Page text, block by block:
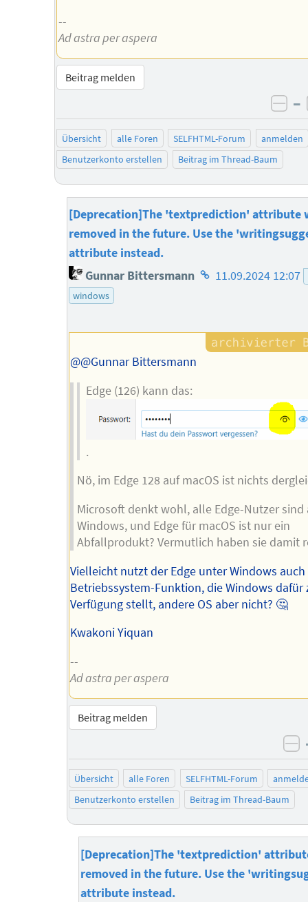
--
Ad astra per aspera
Beitrag melden
–
Übersicht alle Foren SELFHTML-Forum
anmelden
Benutzerkonto erstellen
Beitrag im Thread-Baum
[Deprecation]The 'textprediction' attribute
removed in the future. Use the
attribute instead.
Gunnar Bittersmann Homepage
11.09.2024 12:07
windows
@@Gunnar Bittersmann
Edge (126) kann das:
.
Nö, im Edge 128 auf macOS ist nichts
Microsoft denkt wohl, alle Edge-Nutzer sind
Windows, und Edge für macOS ist nur ein
Abfallprodukt? Vermutlich haben sie damit
Vielleicht nutzt der Edge unter Windows auch
Betriebssystem-Funktion, die Windows dafür
Verfügung stellt, andere OS aber nicht? 🤔
Kwakoni Yiquan
--
Ad astra per aspera
Beitrag melden
Übersicht alle Foren SELFHTML-Forum
Benutzerkonto erstellen
Beitrag im Thread-Baum
[Deprecation]The 'textprediction'
removed in the future. Use the
attribute instead.